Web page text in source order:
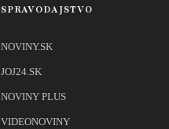
SPRAVODAJSTVO
NOVINY.SK
JOJ24.SK
NOVINY PLUS
VIDEONOVINY